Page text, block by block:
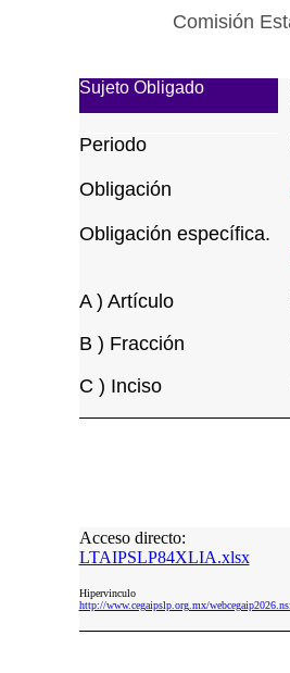
Comisión
Sujeto Obligado
Periodo
Obligación
Obligación específica.
A ) Artículo
B ) Fracción
C ) Inciso
Acceso directo:
LTAIPSLP84XLIA.xlsx
Hipervinculo
http://www.cegaipslp.org.mx/